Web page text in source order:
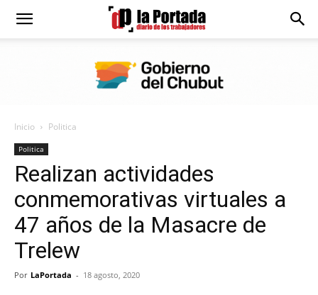
Diario
Portada
Inicio Politica
Politica
Realizan actividades
conmemorativas virtuales a
47 años de la Masacre de
Trelew
Por LaPortada - 18 agosto, 2020